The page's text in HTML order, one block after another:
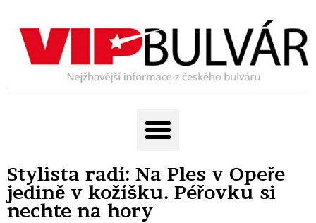
Stylista radí: Na Ples v Opeře
jedině v kožíšku. Péřovku si
nechte na hory